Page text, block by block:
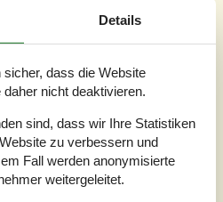
1.000 m²
mit Swimmingpool und Sauna
Urlaub fernab vom
Ausgangspunkt sowohl
für wertvolle Zeit mit der
Ferienhaus: Im Inneren
und gemütliches Wohn- und
Atmosphäre. An kühleren
Details
dass die Website
nicht deaktivieren.
sind, dass wir Ihre Statistiken
zu verbessern und
Fall werden anonymisierte
weitergeleitet.